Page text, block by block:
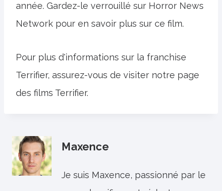
année. Gardez-le verrouillé sur Horror News
Network pour en savoir plus sur ce film.
Pour plus d'informations sur la franchise
Terrifier, assurez-vous de visiter notre page
des films Terrifier.
Maxence
Je suis Maxence, passionné par le